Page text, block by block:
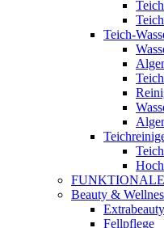
Teich-
Beauty &
Fellpflege